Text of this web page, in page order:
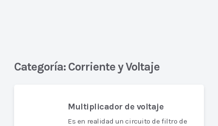
Categoría: Corriente y Voltaje
Multiplicador de voltaje
Es en realidad un circuito de filtro de